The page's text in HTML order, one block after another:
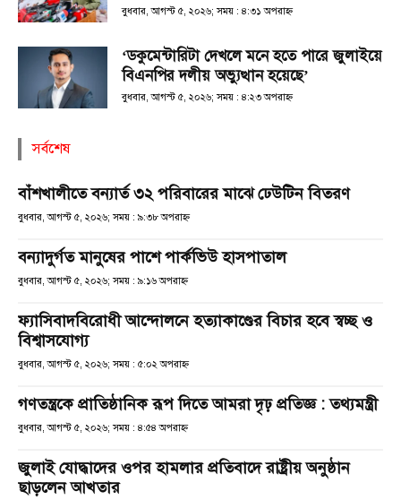
বুধবার, আগস্ট ৫, ২০২৬; সময় : ৪:৩১ অপরাহ্ণ
‘ডকুমেন্টারিটা দেখলে মনে হতে পারে জুলাইয়ে
বিএনপির দলীয় অভ্যুত্থান হয়েছে’
বুধবার, আগস্ট ৫, ২০২৬; সময় : ৪:২৩ অপরাহ্ণ
সর্বশেষ
বাঁশখালীতে বন্যার্ত ৩২ পরিবারের মাঝে ঢেউটিন বিতরণ
বুধবার, আগস্ট ৫, ২০২৬; সময় : ৯:৩৮ অপরাহ্ণ
বন্যাদুর্গত মানুষের পাশে পার্কভিউ হাসপাতাল
বুধবার, আগস্ট ৫, ২০২৬; সময় : ৯:১৬ অপরাহ্ণ
ফ্যাসিবাদবিরোধী আন্দোলনে হত্যাকাণ্ডের বিচার হবে স্বচ্ছ ও
বিশ্বাসযোগ্য
বুধবার, আগস্ট ৫, ২০২৬; সময় : ৫:০২ অপরাহ্ণ
গণতন্ত্রকে প্রাতিষ্ঠানিক রূপ দিতে আমরা দৃঢ় প্রতিজ্ঞ : তথ্যমন্ত্রী
বুধবার, আগস্ট ৫, ২০২৬; সময় : ৪:৫৪ অপরাহ্ণ
জুলাই যোদ্ধাদের ওপর হামলার প্রতিবাদে রাষ্ট্রীয় অনুষ্ঠান
ছাড়লেন আখতার